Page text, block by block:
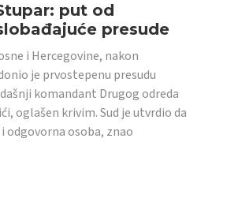
put od
presude
i Hercegovine, nakon
je prvostepenu presudu
komandant Drugog odreda
oglašen krivim. Sud je utvrdio da
odgovorna osoba, znao